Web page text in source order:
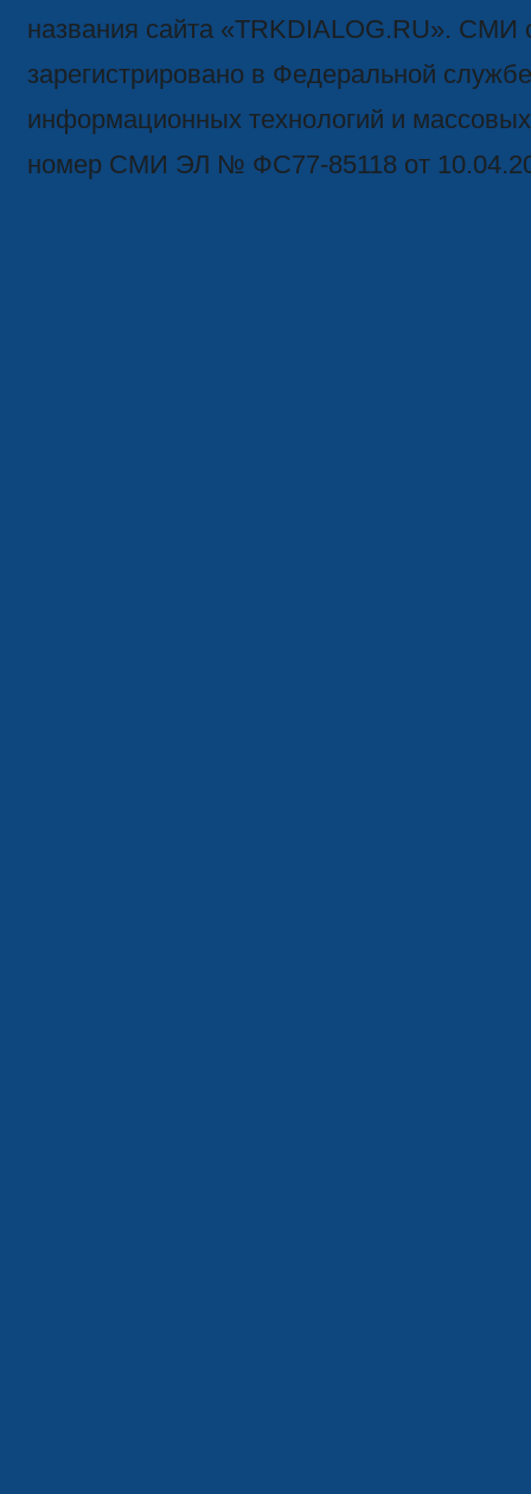
названия сайта «TRKDIALOG.RU». СМИ
зарегистрировано в Федеральной
информационных технологий и
номер СМИ ЭЛ № ФС77-85118 от